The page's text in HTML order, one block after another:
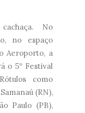
No
no espaço
Aeroporto, a
o 5º Festival
como
(RN),
Paulo (PB),